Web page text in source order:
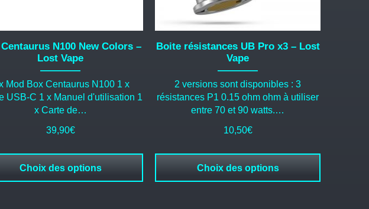
N100 New Colors –
Lost Vape
Mod Box Centaurus N100 1 x
USB-C 1 x Manuel d'utilisation 1
x Carte de…
39,90€
Choix des options
Boite résistances UB Pro x3 – Lost
Vape
2 versions sont disponibles : 3
résistances P1 0.15 ohm ohm à utiliser
entre 70 et 90 watts.…
10,50€
Choix des options
produit